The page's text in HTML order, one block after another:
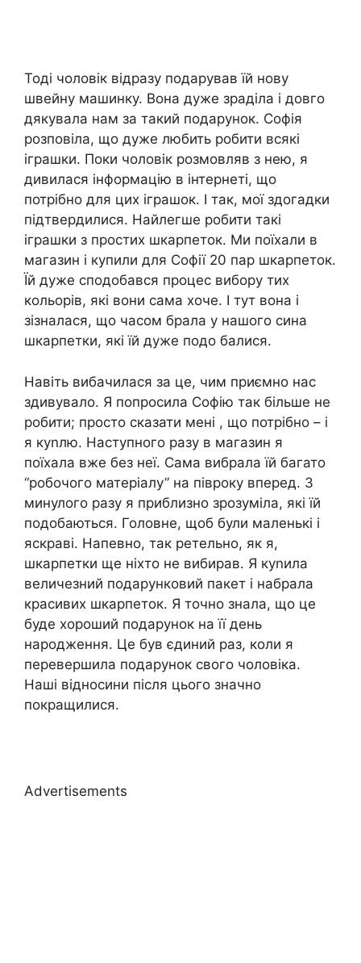
Тоді чоловік відразу подарував їй нову
швейну машинку. Вона дуже зраділа і довго
дякувала нам за такий подарунок. Софія
розповіла, що дуже любить робити всякі
іграшки. Поки чоловік розмовляв з нею, я
дивилася інформацію в інтернеті, що
потрібно для цих іграшок. І так, мої здогадки
підтвердилися. Найлегше робити такі
іграшки з простих шкарпеток. Ми поїхали в
магазин і купили для Софії 20 пар шкарпеток.
Їй дуже сподобався процес вибору тих
кольорів, які вони сама хоче. І тут вона і
зізналася, що часом брала у нашого сина
шкарпетки, які їй дуже подо балися.
Навіть вибачилася за це, чим приємно нас
здивувало. Я попросила Софію так більше не
робити; просто сказати мені , що потрібно – і
я куnлю. Наступного разу в магазин я
поїхала вже без неї. Сама вибрала їй багато
“робочого матеріалу” на півроку вперед. З
минулого разу я приблизно зрозуміла, які їй
подобаються. Головне, щоб були маленькі і
яскраві. Напевно, так ретельно, як я,
шкарпетки ще ніхто не вибирав. Я куnила
величезний подарунковий пакет і набрала
красивих шкарпеток. Я точно знала, що це
буде хороший подарунок на її день
народження. Це був єдиний раз, коли я
перевершила подарунок свого чоловіка.
Наші відносини після цього значно
покращилися.
Advertisements